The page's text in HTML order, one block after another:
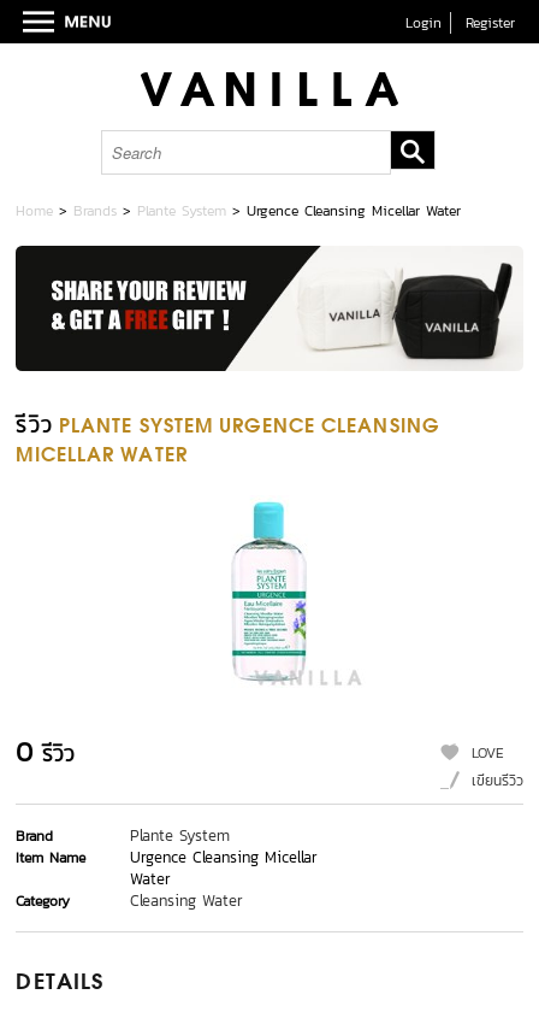
Login Register
Home > Brands > Plante System >Urgence Cleansing Micellar Water
รีวิว PLANTE SYSTEM URGENCE CLEANSING
MICELLAR WATER
0 รีวิว
LOVE
เขียนรีวิว
Brand Plante System
Item Name
Urgence Cleansing Micellar
Water
Category Cleansing Water
DETAILS